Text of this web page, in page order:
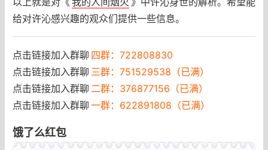
给对许沁感兴趣的观众们提供一些信息。
点击链接加入群聊 四群：722808830
点击链接加入群聊 三群：751529538（已满）
点击链接加入群聊 二群：376877156（已满）
点击链接加入群聊 一群：622891808（已满）
饿了么红包